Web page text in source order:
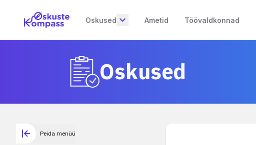
Oskused Ametid Töövaldkonnad
Oskused
Peida menüü